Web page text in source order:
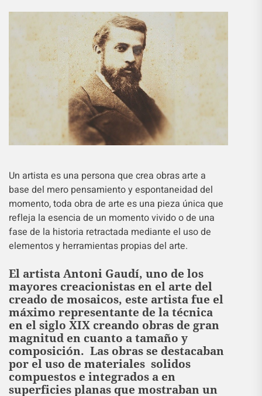
Un artista es una persona que crea obras arte a
base del mero pensamiento y espontaneidad del
momento, toda obra de arte es una pieza única que
refleja la esencia de un momento vivido o de una
fase de la historia retractada mediante el uso de
elementos y herramientas propias del arte.
El artista Antoni Gaudí, uno de los
mayores creacionistas en el arte del
creado de mosaicos, este artista fue el
máximo representante de la técnica
en el siglo XIX creando obras de gran
magnitud en cuanto a tamaño y
composición. Las obras se destacaban
por el uso de materiales solidos
compuestos e integrados a en
superficies planas que mostraban un